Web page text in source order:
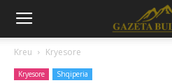
Kreu Kryesore
Kryesore Shqiperia